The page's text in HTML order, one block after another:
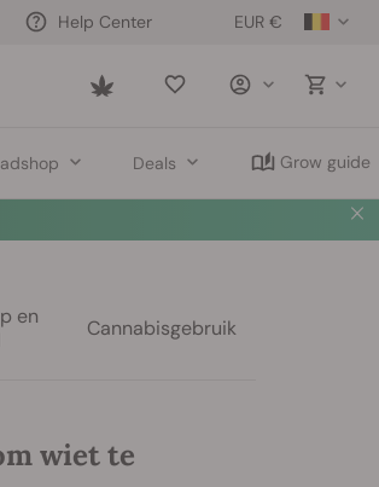
EUR €
Help Center
Saved
Deals Grow guide
en
Cannabisgebruik
wiet te